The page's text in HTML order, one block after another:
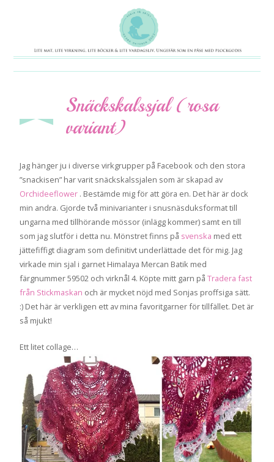
Snäckskalssjal (rosa
variant)
Jag hänger ju i diverse virkgrupper på Facebook och den stora
”snackisen” har varit snäckskalssjalen som är skapad av
Orchideeflower . Bestämde mig för att göra en. Det här är dock
min andra. Gjorde två minivarianter i snusnäsduksformat till
ungarna med tillhörande mössor (inlägg kommer) samt en till
som jag slutför i detta nu. Mönstret finns på svenska med ett
jättefiffigt diagram som definitivt underlättade det för mig. Jag
virkade min sjal i garnet Himalaya Mercan Batik med
färgnummer 59502 och virknål 4. Köpte mitt garn påTradera fast
från Stickmaskan och är mycket nöjd med Sonjas proffsiga sätt.
:) Det här är verkligen ett av mina favoritgarner för tillfället. Det är
så mjukt!
Ett litet collage…